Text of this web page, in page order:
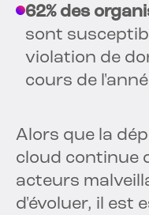
62% des
sont
violation de
cours de
Alors que la
cloud continue
acteurs
d'évoluer, il est